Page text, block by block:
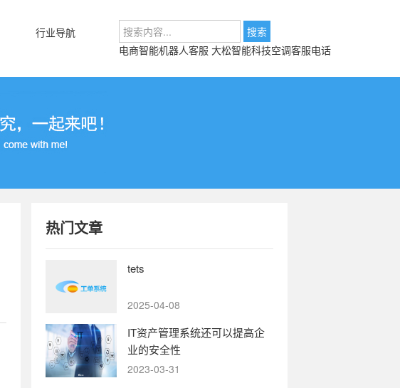
行业导航
电商智能机器人客服 大松智能科技空调客服电话
热门文章
tets
2025-04-08
IT资产管理系统还可以提高企
业的安全性
2023-03-31